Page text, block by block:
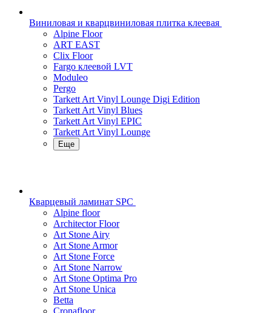
Виниловая и кварцвиниловая плитка клеевая
Alpine Floor
ART EAST
Clix Floor
Fargo клеевой LVT
Moduleo
Pergo
Tarkett Art Vinyl Lounge Digi Edition
Tarkett Art Vinyl Blues
Tarkett Art Vinyl EPIC
Tarkett Art Vinyl Lounge
Еще
Кварцевый ламинат SPC
Alpine floor
Architector Floor
Art Stone Airy
Art Stone Armor
Art Stone Force
Art Stone Narrow
Art Stone Optima Pro
Art Stone Unica
Betta
Cronafloor